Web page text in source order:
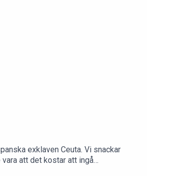
exklaven Ceuta. Vi snackar
att det kostar att ingå